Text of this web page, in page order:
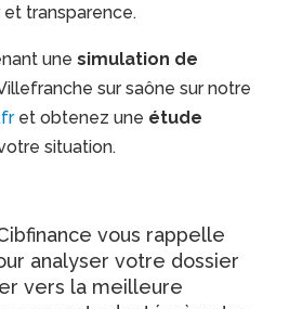
transparence.
unesimulation de
sur saône sur notre
et obtenez une étude
situation.
vous rappelle
analyser votre dossier
vers la meilleure